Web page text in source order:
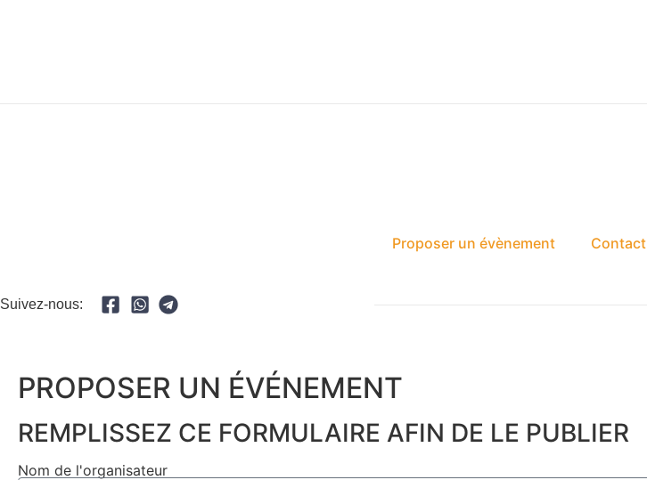
Proposer un évènement Contact
Suivez-nous:
PROPOSER UN ÉVÉNEMENT​
REMPLISSEZ CE FORMULAIRE AFIN DE LE PUBLIER
Nom de l'organisateur